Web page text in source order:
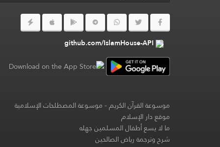
github.com/IslamHouse-API
موسوعة القرآن الكريم-موسوعة المصطلحات الإسلامية
موقع دار الإسلام
ما لا يسع أطفال المسلمين جهله
شرح وترجمة رياض الصالحين